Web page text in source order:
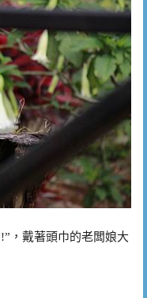
，戴著頭巾的老闆娘大